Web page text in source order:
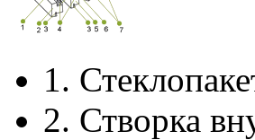
1.
2. Створка